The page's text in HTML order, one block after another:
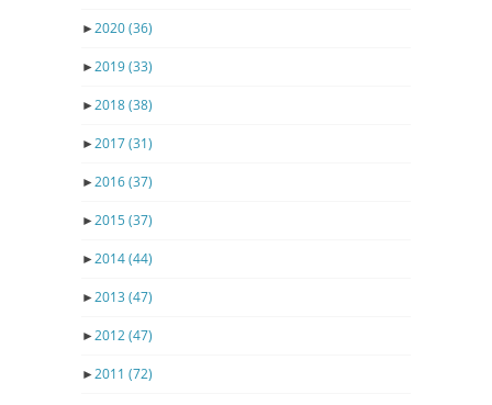
►2020(36)
►2019(33)
►2018(38)
►2017(31)
►2016(37)
►2015(37)
►2014(44)
►2013 (47)
►2012(47)
►2011 (72)